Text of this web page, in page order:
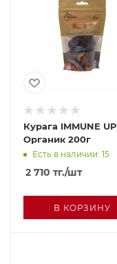
Курага IMMUNE UP
Органик 200г
Есть в наличии: 15
2 710 тг./шт
В КОРЗИНУ